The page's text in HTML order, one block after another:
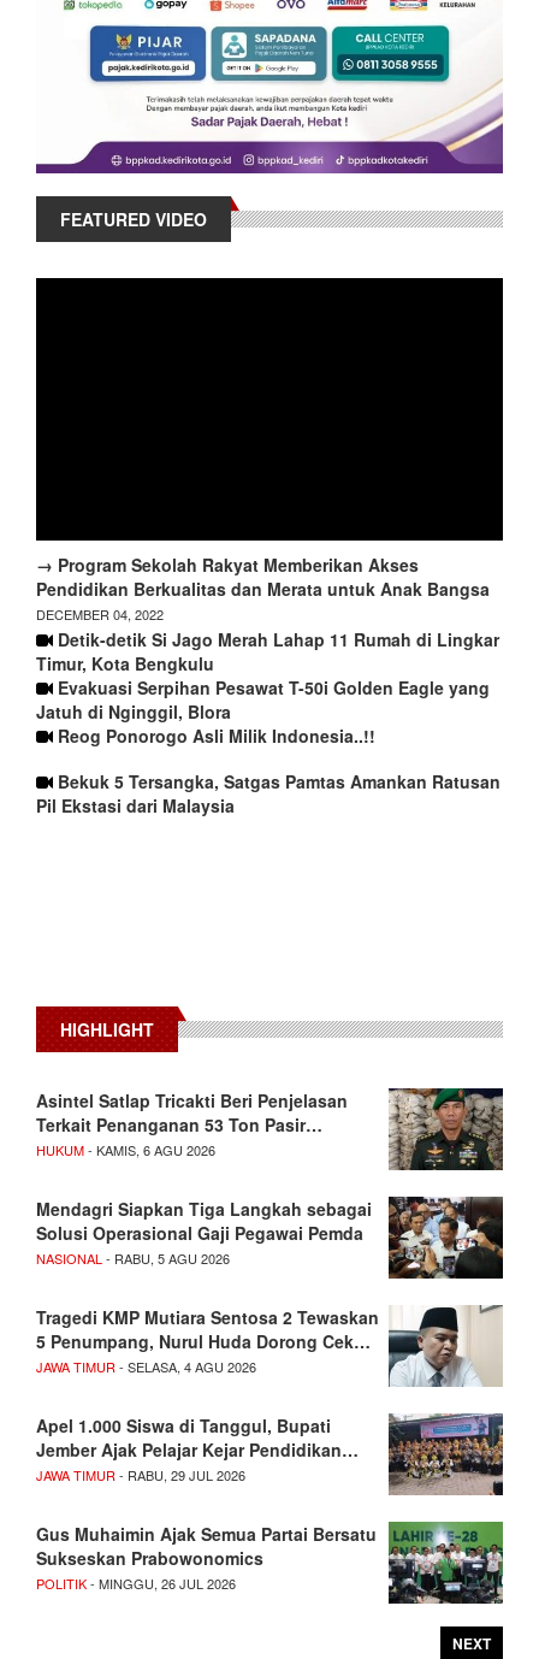
FEATURED VIDEO
→ Program Sekolah Rakyat Memberikan Akses
Pendidikan Berkualitas dan Merata untuk Anak Bangsa
DECEMBER 04, 2022
Detik-detik Si Jago Merah Lahap 11 Rumah di Lingkar
Timur, Kota Bengkulu
Evakuasi Serpihan Pesawat T-50i Golden Eagle yang
Jatuh di Nginggil, Blora
Reog Ponorogo Asli Milik Indonesia..!!
Bekuk 5 Tersangka, Satgas Pamtas Amankan Ratusan
Pil Ekstasi dari Malaysia
HIGHLIGHT
Asintel Satlap Tricakti Beri Penjelasan
Terkait Penanganan 53 Ton Pasir…
HUKUM- KAMIS, 6 AGU 2026
Mendagri Siapkan Tiga Langkah sebagai
Solusi Operasional Gaji Pegawai Pemda
NASIONAL - RABU, 5 AGU 2026
Tragedi KMP Mutiara Sentosa 2 Tewaskan
5 Penumpang, Nurul Huda Dorong Cek…
JAWA TIMUR - SELASA, 4 AGU 2026
Apel 1.000 Siswa di Tanggul, Bupati
Jember Ajak Pelajar Kejar Pendidikan…
JAWA TIMUR - RABU, 29 JUL 2026
Gus Muhaimin Ajak Semua Partai Bersatu
Sukseskan Prabowonomics
POLITIK- MINGGU, 26 JUL 2026
NEXT